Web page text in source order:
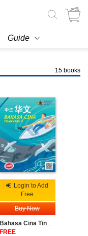
Guide
15 books
Login to Add
Free
Buy Now
Bahasa Cina Tingkatan 3
FREE